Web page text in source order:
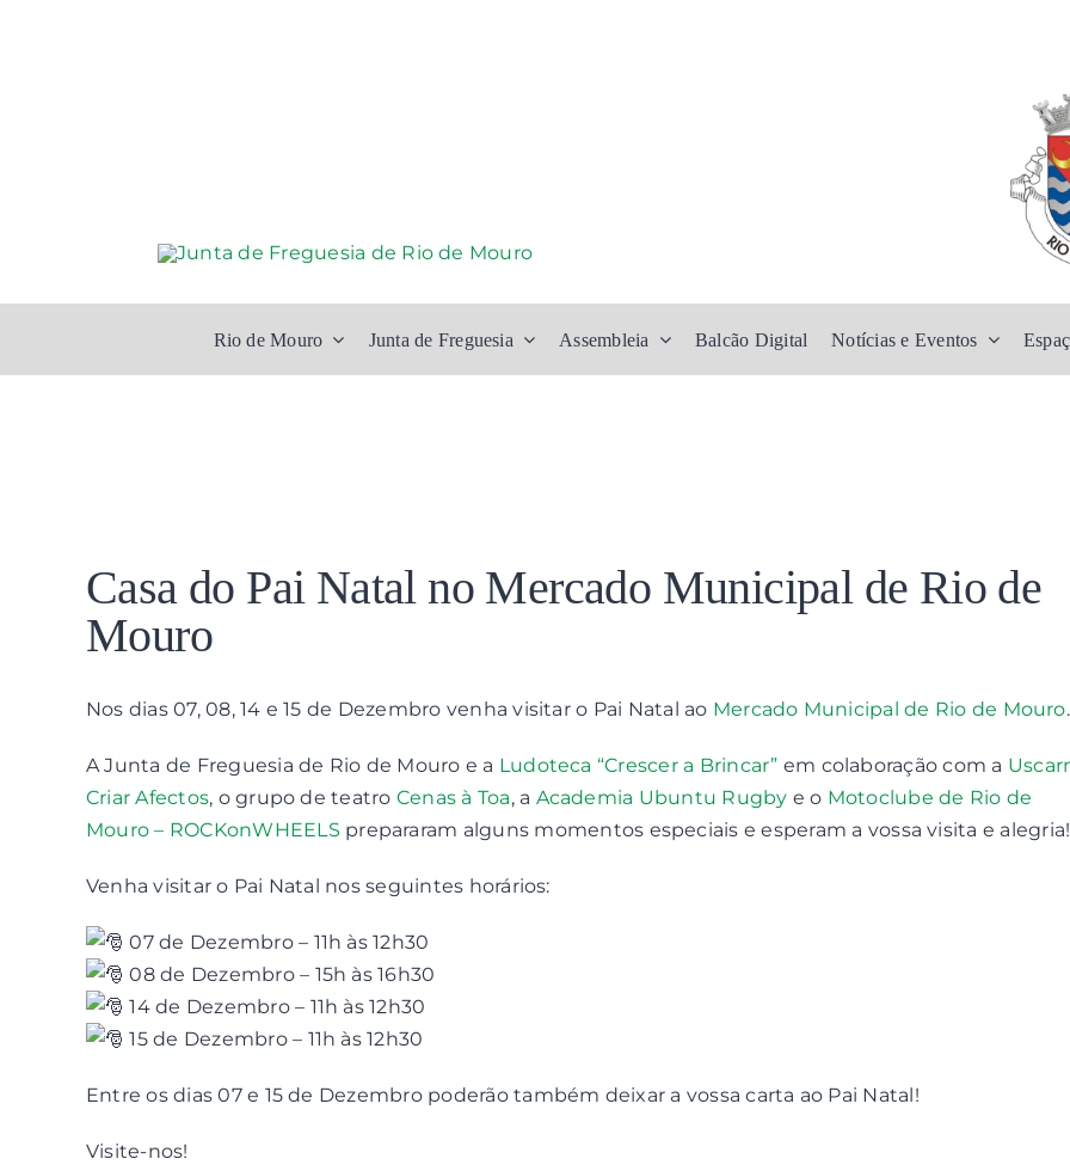
Rio de Mouro Junta de Freguesia Assembleia Balcão Digital Notícias e Eventos
Larger
Image
Casa do Pai Natal no Mercado Municipal de Rio de
Mouro
Nos dias 07, 08, 14 e 15 de Dezembro venha visitar o Pai Natal ao Mercado Municipal de Rio de Mouro.
A Junta de Freguesia de Rio de Mouro e a Ludoteca “Crescer a Brincar” em colaboração com a
Criar Afectos, o grupo de teatro Cenas à Toa, a Academia Ubuntu Rugby e o Motoclube de Rio de
Mouro – ROCKonWHEELS prepararam alguns momentos especiais e esperam a vossa visita e alegria!
Venha visitar o Pai Natal nos seguintes horários:
07 de Dezembro – 11h às 12h30
08 de Dezembro – 15h às 16h30
14 de Dezembro – 11h às 12h30
15 de Dezembro – 11h às 12h30
Entre os dias 07 e 15 de Dezembro poderão também deixar a vossa carta ao Pai Natal!
Visite-nos!